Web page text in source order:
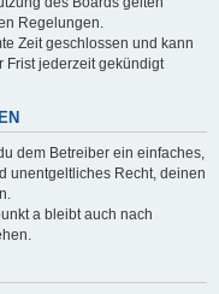
Regelungen.
Zeit geschlossen und kann
Frist jederzeit gekündigt
dem Betreiber ein einfaches,
unentgeltliches Recht, deinen
a bleibt auch nach